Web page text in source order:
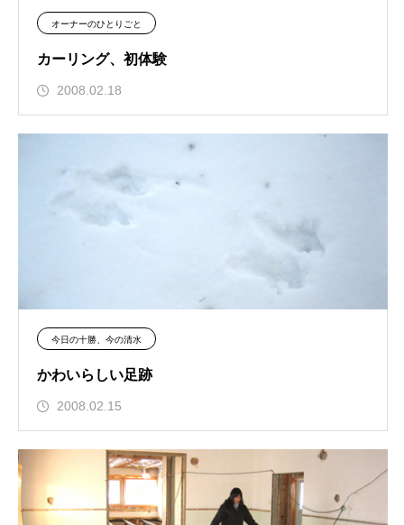
オーナーのひとりごと
カーリング、初体験
2008.02.18
今日の十勝、今の清水
かわいらしい足跡
2008.02.15